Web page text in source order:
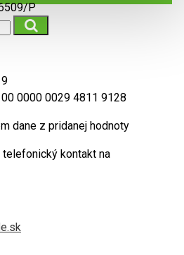
P
0000 0029 4811 9128
dane z pridanej hodnoty
telefonický kontakt na